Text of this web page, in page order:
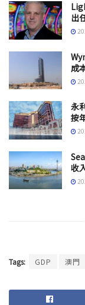
出
成
永
按
收
Tags: GDP 澳門